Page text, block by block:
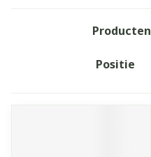
Producten
Sorteer op: